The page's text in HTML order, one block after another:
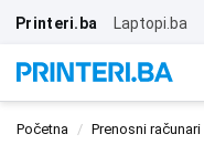
Printeri.ba Laptopi.ba
Početna Prenosni računari